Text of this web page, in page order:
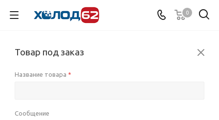
0
Товар под заказ
Название товара *
Сообщение